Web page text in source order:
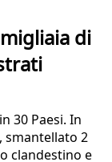
di
30 Paesi. In
smantellato 2
clandestino e